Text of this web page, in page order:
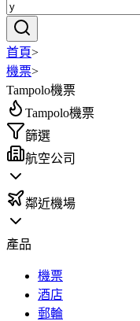
首頁>
機票>
Tampolo機票
Tampolo機票
篩選
航空公司
鄰近機場
產品
機票
酒店
郵輪